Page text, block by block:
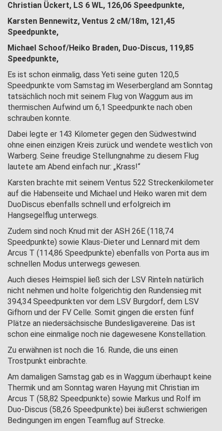
Christian Ückert, LS 6 WL, 126,06 Speedpunkte,
Karsten Bennewitz, Ventus 2 cM/18m, 121,45
Speedpunkte,
Michael Schoof/Heiko Braden, Duo-Discus, 119,85
Speedpunkte,
Es ist schon einmalig, dass Yeti seine guten 120,5
Speedpunkte vom Samstag im Weserbergland am Sonntag
tatsächlich noch mit seinem Flug von Waggum aus im
thermischen Aufwind um 6,1 Speedpunkte nach oben
schrauben konnte.
Dabei legte er 143 Kilometer gegen den Südwestwind
ohne einen einzigen Kreis zurück und wendete westlich von
Warberg. Seine freudige Stellungnahme zu diesem Flug
lautete am Abend einfach nur: „Krass!“
Karsten brachte mit seinem Ventus 522 Streckenkilometer
auf die Habenseite und Michael und Heiko waren mit dem
DuoDiscus ebenfalls schnell und erfolgreich im
Hangsegelflug unterwegs.
Zudem sind noch Knud mit der ASH 26E (118,74
Speedpunkte) sowie Klaus-Dieter und Lennard mit dem
Arcus T (114,86 Speedpunkte) ebenfalls von Porta aus im
schnellen Modus unterwegs gewesen.
Auch dieses Heimspiel ließ sich der LSV Rinteln natürlich
nicht nehmen und holte folgerichtig den Rundensieg mit
394,34 Speedpunkten vor dem LSV Burgdorf, dem LSV
Gifhorn und der FV Celle. Somit gingen die ersten fünf
Plätze an niedersächsische Bundesligavereine. Das ist
schon eine einmalige noch nie dagewesene Konstellation.
Zu erwähnen ist noch die 16. Runde, die uns einen
Trostpunkt einbrachte.
Am damaligen Samstag gab es in Waggum überhaupt keine
Thermik und am Sonntag waren Hayung mit Christian im
Arcus T (58,82 Speedpunkte) sowie Markus und Rolf im
Duo-Discus (58,26 Speedpunkte) bei äußerst schwierigen
Bedingungen im engen Teamflug auf Strecke.